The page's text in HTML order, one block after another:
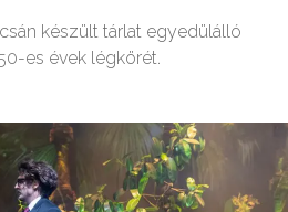
készült tárlat egyedülálló
es évek légkörét.